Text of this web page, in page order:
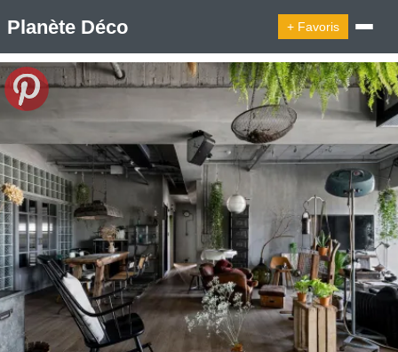
Planète Déco + Favoris
🔍︎ Rechercher
ℹ︎ À propos
Appartement Design Cabanes
Decoration Noël
Design Suédois En Quelques Photos
Idées Déco En 10 Photos
La Semaine Décoration Et Design
Maison En Ville
Méli-Mélo Suédois
Publi Reportage
Tendance
Interieurs Scandinaves
La Décoration Selon Votre Signe Astrologique
Les Trouvailles Déco Du Jour
Loft
Maison Appartement Écologique